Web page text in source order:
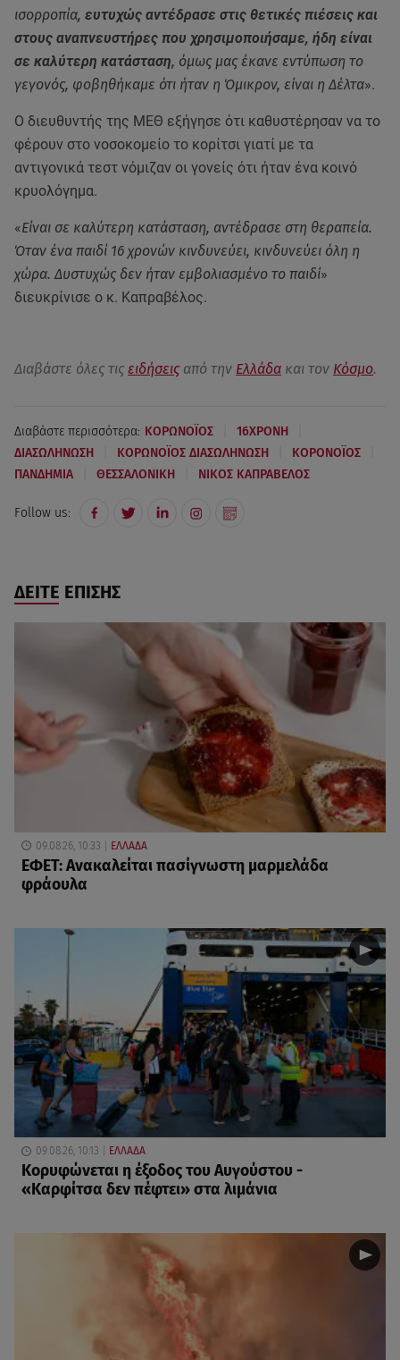
ισορροπία, ευτυχώς αντέδρασε στις θετικές πιέσεις και
στους αναπνευστήρες που χρησιμοποιήσαμε, ήδη είναι
σε καλύτερη κατάσταση, όμως μας έκανε εντύπωση το
γεγονός, φοβηθήκαμε ότι ήταν η Όμικρον, είναι η Δέλτα».
Ο διευθυντής της ΜΕΘ εξήγησε ότι καθυστέρησαν να το
φέρουν στο νοσοκομείο το κορίτσι γιατί με τα
αντιγονικά τεστ νόμιζαν οι γονείς ότι ήταν ένα κοινό
κρυολόγημα.
«Είναι σε καλύτερη κατάσταση, αντέδρασε στη θεραπεία.
Όταν ένα παιδί 16 χρονών κινδυνεύει, κινδυνεύει όλη η
χώρα. Δυστυχώς δεν ήταν εμβολιασμένο το παιδί»
διευκρίνισε ο κ. Καπραβέλος.
Διαβάστε όλες τις ειδήσεις από την Ελλάδα και τον Κόσμο.
Διαβάστε περισσότερα: ΚΟΡΩΝΟΪΟΣ 16ΧΡΟΝΗ
ΔΙΑΣΩΛΗΝΩΣΗ ΚΟΡΩΝΟΪΟΣ ΔΙΑΣΩΛΗΝΩΣΗ ΚΟΡΟΝΟΪΟΣ
ΠΑΝΔΗΜΙΑ ΘΕΣΣΑΛΟΝΙΚΗ ΝΙΚΟΣ ΚΑΠΡΑΒΕΛΟΣ
Follow us:
ΔΕΙΤΕ ΕΠΙΣΗΣ
09.08.26, 10:33 ΕΛΛΑΔΑ
ΕΦΕΤ: Ανακαλείται πασίγνωστη μαρμελάδα
φράουλα
09.08.26, 10:13 ΕΛΛΑΔΑ
Κορυφώνεται η έξοδος του Αυγούστου -
«Καρφίτσα δεν πέφτει» στα λιμάνια